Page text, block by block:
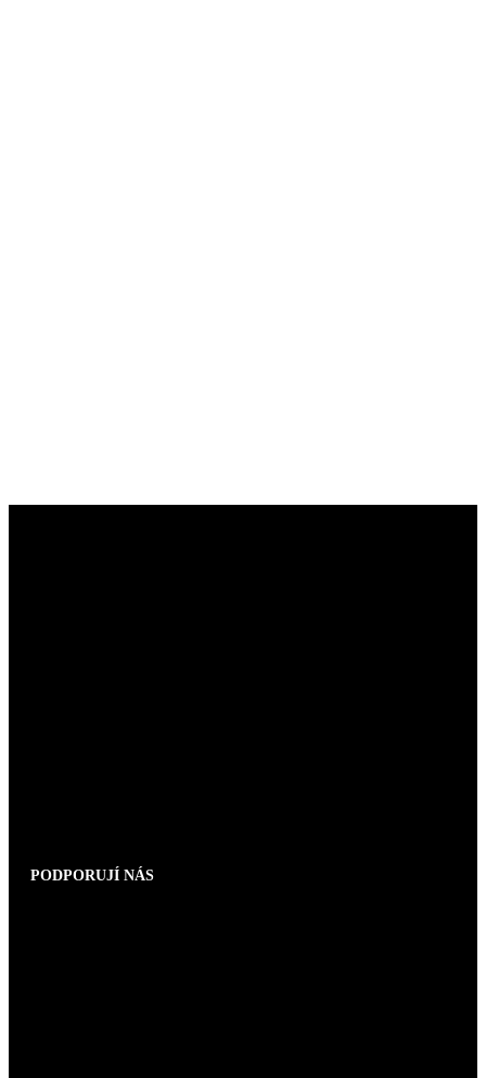
PODPORUJÍ NÁS